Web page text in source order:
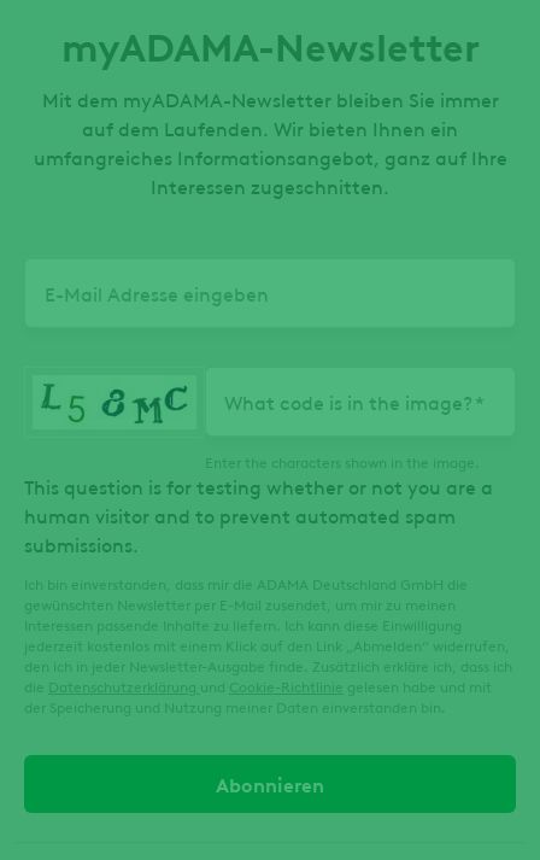
myADAMA-Newsletter
Mit dem myADAMA-Newsletter bleiben Sie immer
auf dem Laufenden. Wir bieten Ihnen ein
umfangreiches Informationsangebot, ganz auf Ihre
Interessen zugeschnitten.
What code is in the image?
Enter the characters shown in the image.
This question is for testing whether or not you are a
human visitor and to prevent automated spam
submissions.
Ich bin einverstanden, dass mir die ADAMA Deutschland GmbH die
gewünschten Newsletter per E-Mail zusendet, um mir zu meinen
Interessen passende Inhalte zu liefern. Ich kann diese Einwilligung
jederzeit kostenlos mit einem Klick auf den Link „Abmelden“ widerrufen,
den ich in jeder Newsletter-Ausgabe finde. Zusätzlich erkläre ich, dass ich
die Datenschutzerklärung und Cookie-Richtlinie gelesen habe und mit
der Speicherung und Nutzung meiner Daten einverstanden bin.